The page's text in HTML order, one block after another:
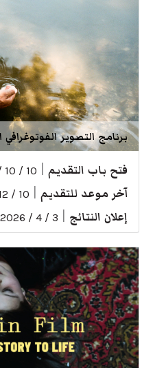
برنامج التصوير الفوتوغرافي
فتح باب التقديم 10 / 10 / 2025
آخر موعد للتقديم 10 / 12 / 2025
إعلان النتائج 3 / 4 / 2026